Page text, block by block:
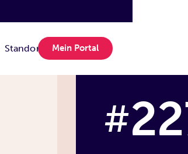
Standorte Mein Portal
#